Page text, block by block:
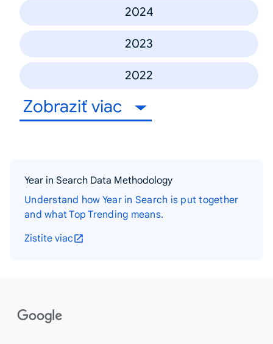
2024
2023
2022
Zobraziť viac
Year in Search Data Methodology
Understand how Year in Search is put together
and what Top Trending means.
Zistite viac